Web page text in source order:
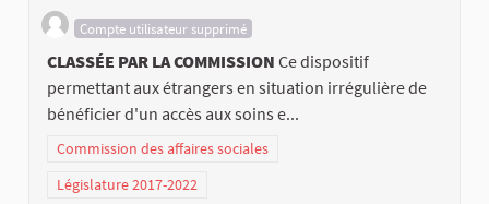
Compte utilisateur supprimé
CLASSÉE PAR LA COMMISSION Ce dispositif
permettant aux étrangers en situation irrégulière de
bénéficier d'un accès aux soins e...
Commission des affaires sociales
Législature 2017-2022